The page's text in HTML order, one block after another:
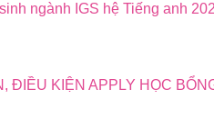
ngành IGS hệ Tiếng anh
ĐIỀU KIỆN APPLY HỌC